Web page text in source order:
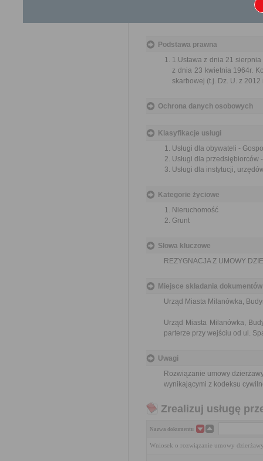
Podstawa prawna
1.Ustawa z dnia 21
z dnia 23 kwietnia 1964r.
skarbowej (t.j. Dz. U. z
Ochrona danych osobowych
Klasyfikacje usługi
Usługi dla obywateli -
Usługi dla
Usługi dla instytucji,
Kategorie życiowe
Nieruchomość
Grunt
Słowa kluczowe
REZYGNACJA Z UMOWY
Miejsce składania dokumentów
Urząd Miasta Milanówka,
Urząd Miasta Milanówka,
parterze przy wejściu od ul.
Uwagi
Rozwiązanie umowy
wynikającymi z kodeksu
Zrealizuj usługę
Nazwa dokumentu
Wniosek o rozwiązanie umowy